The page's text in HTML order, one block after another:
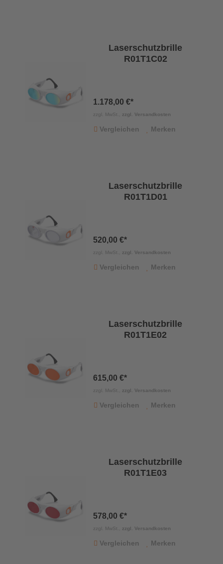
Laserschutzbrille
R01T1C02
1.178,00 €*
zzgl. MwSt., zzgl. Versandkosten
Vergleichen Merken
Laserschutzbrille
R01T1D01
520,00 €*
zzgl. MwSt., zzgl. Versandkosten
Vergleichen Merken
Laserschutzbrille
R01T1E02
615,00 €*
zzgl. MwSt., zzgl. Versandkosten
Vergleichen Merken
Laserschutzbrille
R01T1E03
578,00 €*
zzgl. MwSt., zzgl. Versandkosten
Vergleichen Merken